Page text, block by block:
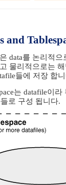
and
data를 논리적으
물리적으로는 해
들에 저장 합
는 datafile이
로 구성 됩니다.